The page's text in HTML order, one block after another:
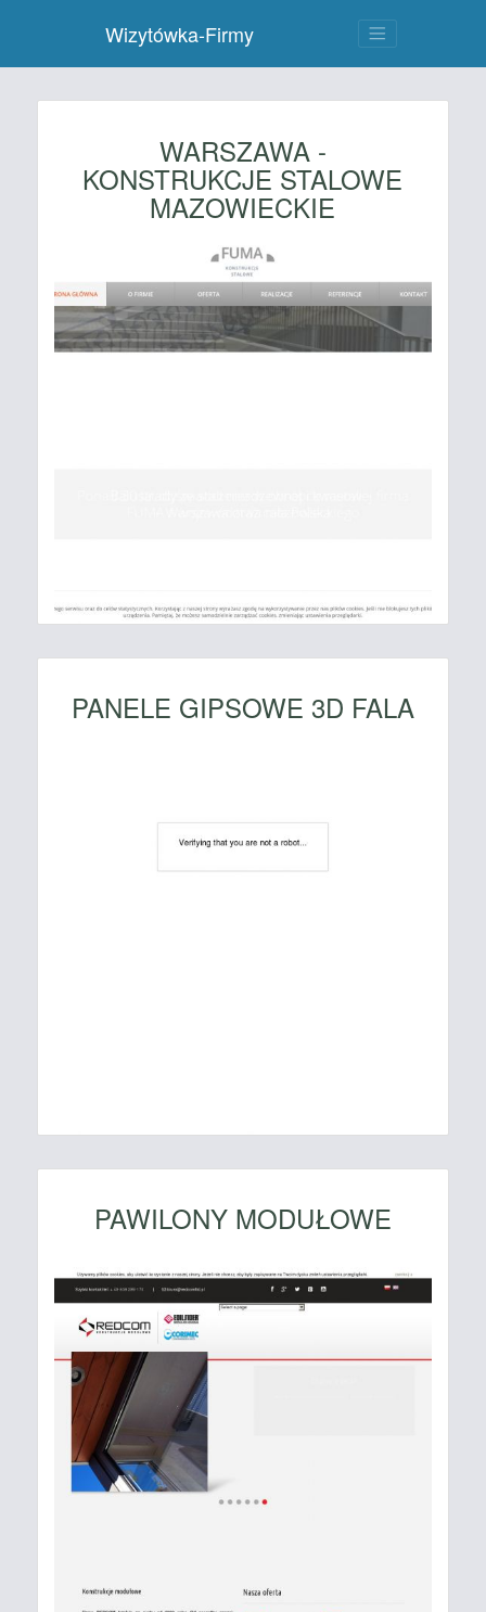
Wizytówka-Firmy
WARSZAWA -
KONSTRUKCJE STALOWE
MAZOWIECKIE
PANELE GIPSOWE 3D FALA
PAWILONY MODUŁOWE